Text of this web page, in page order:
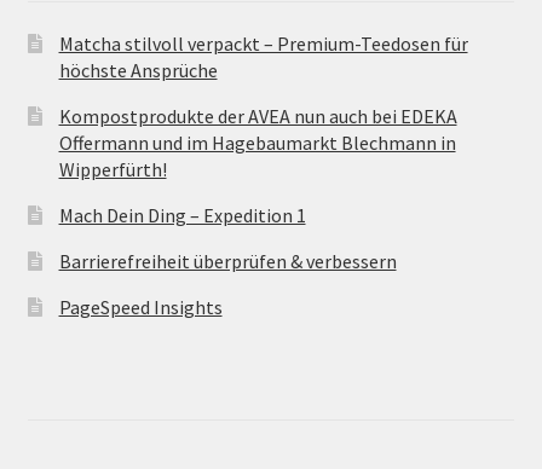
Matcha stilvoll verpackt – Premium-Teedosen für
höchste Ansprüche
Kompostprodukte der AVEA nun auch bei EDEKA
Offermann und im Hagebaumarkt Blechmann in
Wipperfürth!
Mach Dein Ding – Expedition 1
Barrierefreiheit überprüfen & verbessern
PageSpeed Insights